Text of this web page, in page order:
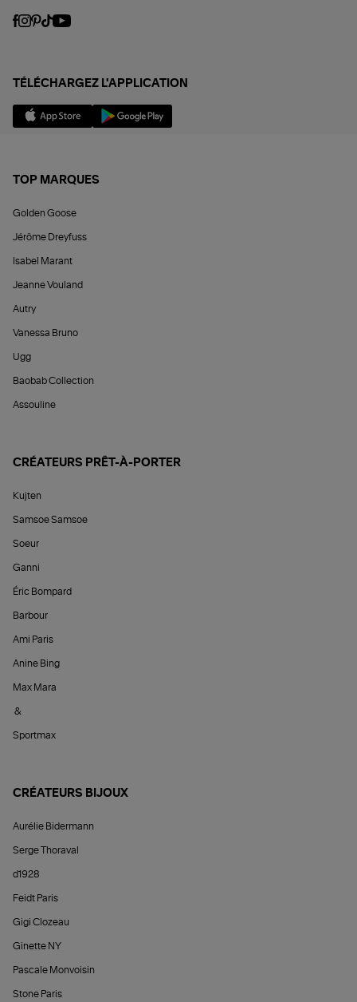
TÉLÉCHARGEZ L'APPLICATION
TOP MARQUES
Golden Goose
Jérôme Dreyfuss
Isabel Marant
Jeanne Vouland
Autry
Vanessa Bruno
Ugg
Baobab Collection
Assouline
CRÉATEURS PRÊT-À-PORTER
Kujten
Samsoe Samsoe
Soeur
Ganni
Éric Bompard
Barbour
Ami Paris
Anine Bing
Max Mara
&
Sportmax
CRÉATEURS BIJOUX
Aurélie Bidermann
Serge Thoraval
d1928
Feidt Paris
Gigi Clozeau
Ginette NY
Pascale Monvoisin
Stone Paris